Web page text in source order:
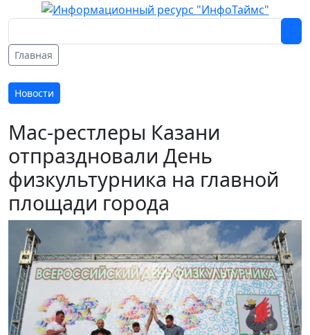
Главная
Новости
Мас-рестлеры Казани
отпраздновали День
физкультурника на главной
площади города